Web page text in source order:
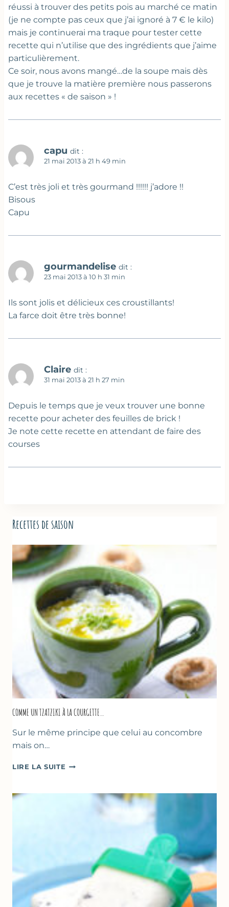
réussi à trouver des petits pois au marché ce matin
(je ne compte pas ceux que j’ai ignoré à 7 € le kilo)
mais je continuerai ma traque pour tester cette
recette qui n’utilise que des ingrédients que j’aime
particulièrement.
Ce soir, nous avons mangé…de la soupe mais dès
que je trouve la matière première nous passerons
aux recettes « de saison » !
capu dit :
21 mai 2013 à 21 h 49 min
C’est très joli et très gourmand !!!!!! j’adore !!
Bisous
Capu
gourmandelise dit :
23 mai 2013 à 10 h 31 min
Ils sont jolis et délicieux ces croustillants!
La farce doit être très bonne!
Claire dit :
31 mai 2013 à 21 h 27 min
Depuis le temps que je veux trouver une bonne
recette pour acheter des feuilles de brick !
Je note cette recette en attendant de faire des
courses
Recettes de saison
COMME UN TZATZIKI À LA COURGETTE…
Sur le même principe que celui au concombre
mais on…
LIRE LA SUITE COMME
À
COURGETTE…